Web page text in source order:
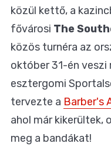
közül kettő, a
fővárosi The
közös turnéra az
október 31-én
esztergomi
tervezte a Barber's
ahol már kikerültek,
meg a bandákat!